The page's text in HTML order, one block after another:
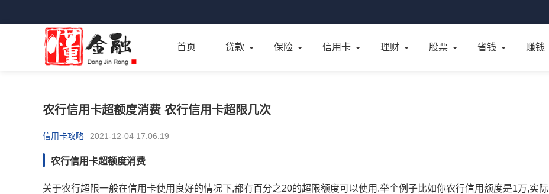
首页 贷款 保险 信用卡 理财 股票 省钱 赚钱
农行信用卡超额度消费 农行信用卡超限几次
信用卡攻略 2021-12-04 17:06:19
农行信用卡超额度消费
关于农行超限一般在信用卡使用良好的情况下,都有百分之20的超限额度可以使用.举个例子比如你农行信用额度是1万,实际